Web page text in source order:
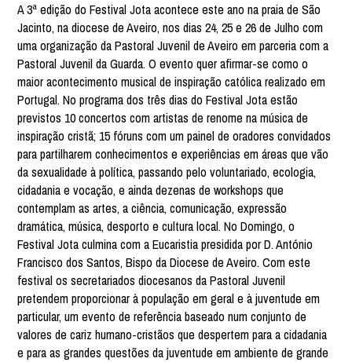
A 3ª edição do Festival Jota acontece este ano na praia de São
Jacinto, na diocese de Aveiro, nos dias 24, 25 e 26 de Julho com
uma organização da Pastoral Juvenil de Aveiro em parceria com a
Pastoral Juvenil da Guarda. O evento quer afirmar-se como o
maior acontecimento musical de inspiração católica realizado em
Portugal. No programa dos três dias do Festival Jota estão
previstos 10 concertos com artistas de renome na música de
inspiração cristã; 15 fóruns com um painel de oradores convidados
para partilharem conhecimentos e experiências em áreas que vão
da sexualidade à política, passando pelo voluntariado, ecologia,
cidadania e vocação, e ainda dezenas de workshops que
contemplam as artes, a ciência, comunicação, expressão
dramática, música, desporto e cultura local. No Domingo, o
Festival Jota culmina com a Eucaristia presidida por D. António
Francisco dos Santos, Bispo da Diocese de Aveiro. Com este
festival os secretariados diocesanos da Pastoral Juvenil
pretendem proporcionar à população em geral e à juventude em
particular, um evento de referência baseado num conjunto de
valores de cariz humano-cristãos que despertem para a cidadania
e para as grandes questões da juventude em ambiente de grande